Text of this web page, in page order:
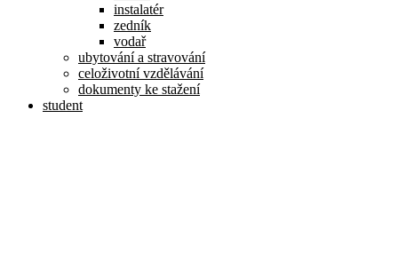
instalatér
zedník
vodař
ubytování a stravování
celoživotní vzdělávání
dokumenty ke stažení
student